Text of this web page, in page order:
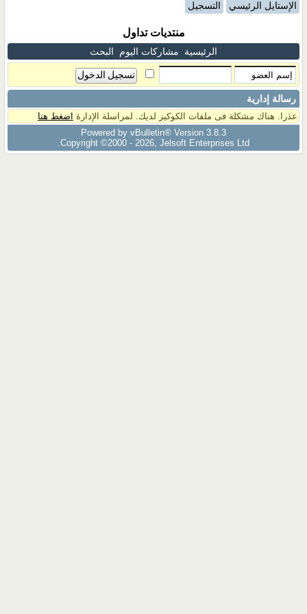
الإستايل الرئيسي التسجيل
منتديات تداول
الرئيسية مشاركات اليوم البحث
رسالة إدارية
عذرا. هناك مشكلة فى ملفات الكوكيز لديك. لمراسلة الإدارة اضغط هنا
Powered by vBulletin® Version 3.8.3
Copyright ©2000 - 2026, Jelsoft Enterprises Ltd.